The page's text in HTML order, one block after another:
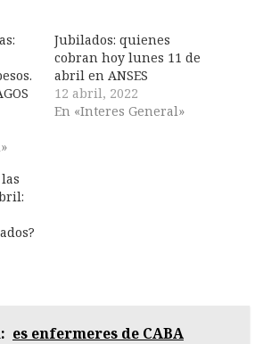
Jubilados: quienes
cobran hoy lunes 11 de
abril en ANSES
12 abril, 2022
En «Interes General»
es enfermeres de CABA